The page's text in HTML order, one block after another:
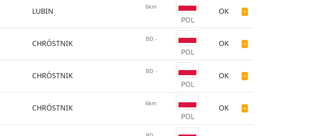
LUBIN 6km
POL
OK
CHRÓSTNIK BD -
POL
OK
CHRÓSTNIK BD -
POL
OK
CHRÓSTNIK 6km
POL
OK